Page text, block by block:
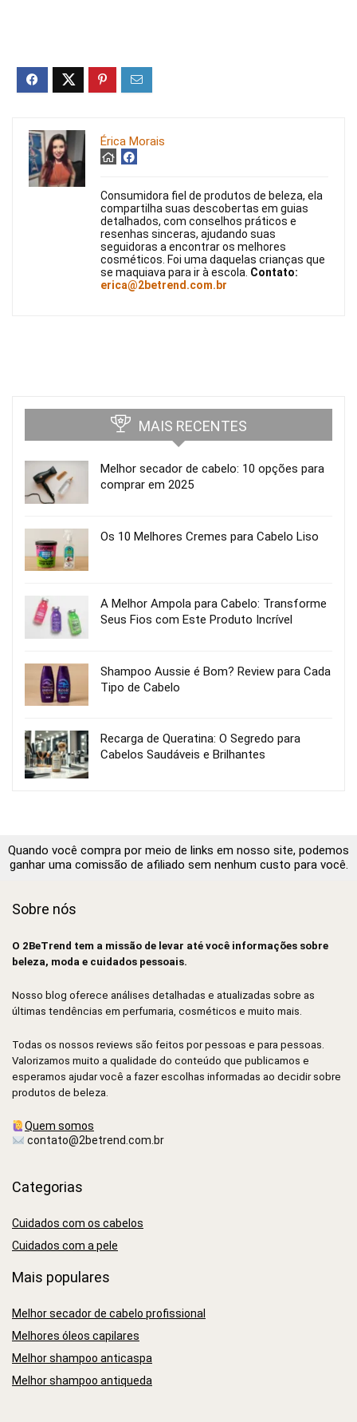
Érica Morais
Consumidora fiel de produtos de beleza, ela
compartilha suas descobertas em guias
detalhados, com conselhos práticos e
resenhas sinceras, ajudando suas
seguidoras a encontrar os melhores
cosméticos. Foi uma daquelas crianças que
se maquiava para ir à escola. Contato:
erica@2betrend.com.br
MAIS RECENTES
Melhor secador de cabelo: 10 opções para
comprar em 2025
Os 10 Melhores Cremes para Cabelo Liso
A Melhor Ampola para Cabelo: Transforme
Seus Fios com Este Produto Incrível
Shampoo Aussie é Bom? Review para Cada
Tipo de Cabelo
Recarga de Queratina: O Segredo para
Cabelos Saudáveis e Brilhantes
Quando você compra por meio de links em nosso site, podemos
ganhar uma comissão de afiliado sem nenhum custo para você.
Sobre nós
O 2BeTrend tem a missão de levar até você informações sobre
beleza, moda e cuidados pessoais.
Nosso blog oferece análises detalhadas e atualizadas sobre as
últimas tendências em perfumaria, cosméticos e muito mais.
Todas os nossos reviews são feitos por pessoas e para pessoas.
Valorizamos muito a qualidade do conteúdo que publicamos e
esperamos ajudar você a fazer escolhas informadas ao decidir sobre
produtos de beleza.
Quem somos
contato@2betrend.com.br
Categorias
Cuidados com os cabelos
Cuidados com a pele
Mais populares
Melhor secador de cabelo profissional
Melhores óleos capilares
Melhor shampoo anticaspa
Melhor shampoo antiqueda